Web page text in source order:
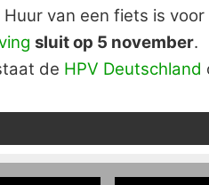
van een fiets is
sluit op 5 november.
de HPV Deutschland